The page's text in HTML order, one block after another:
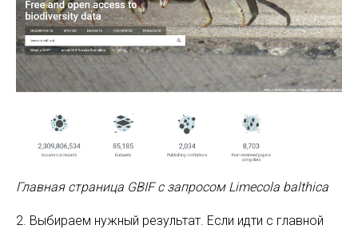
Главная страница GBIF с запросом Limecola balthica
2. Выбираем нужный результат. Если идти с главной